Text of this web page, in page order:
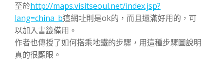
至於http://maps.visitseoul.net/index.jsp?
lang=china_b這網址則是ok的，而且還滿好用的，可
以加入書籤備用。
作者也傳授了如何搭乘地鐵的步驟，用這種步驟圖說明
真的很顯眼。